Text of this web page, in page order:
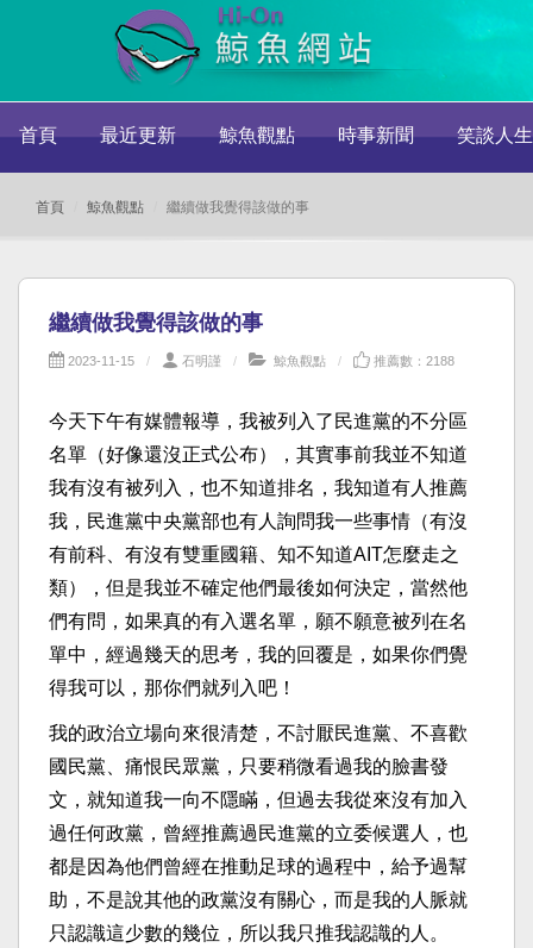
首頁 最近更新 鯨魚觀點 時事新聞 笑談人生
首頁 鯨魚觀點 繼續做我覺得該做的事
繼續做我覺得該做的事
2023-11-15 石明謹 鯨魚觀點 推薦數：2188
今天下午有媒體報導，我被列入了民進黨的不分區
名單（好像還沒正式公布），其實事前我並不知道
我有沒有被列入，也不知道排名，我知道有人推薦
我，民進黨中央黨部也有人詢問我一些事情（有沒
有前科、有沒有雙重國籍、知不知道AIT怎麼走之
類），但是我並不確定他們最後如何決定，當然他
們有問，如果真的有入選名單，願不願意被列在名
單中，經過幾天的思考，我的回覆是，如果你們覺
得我可以，那你們就列入吧！
我的政治立場向來很清楚，不討厭民進黨、不喜歡
國民黨、痛恨民眾黨，只要稍微看過我的臉書發
文，就知道我一向不隱瞞，但過去我從來沒有加入
過任何政黨，曾經推薦過民進黨的立委候選人，也
都是因為他們曾經在推動足球的過程中，給予過幫
助，不是說其他的政黨沒有關心，而是我的人脈就
只認識這少數的幾位，所以我只推我認識的人。